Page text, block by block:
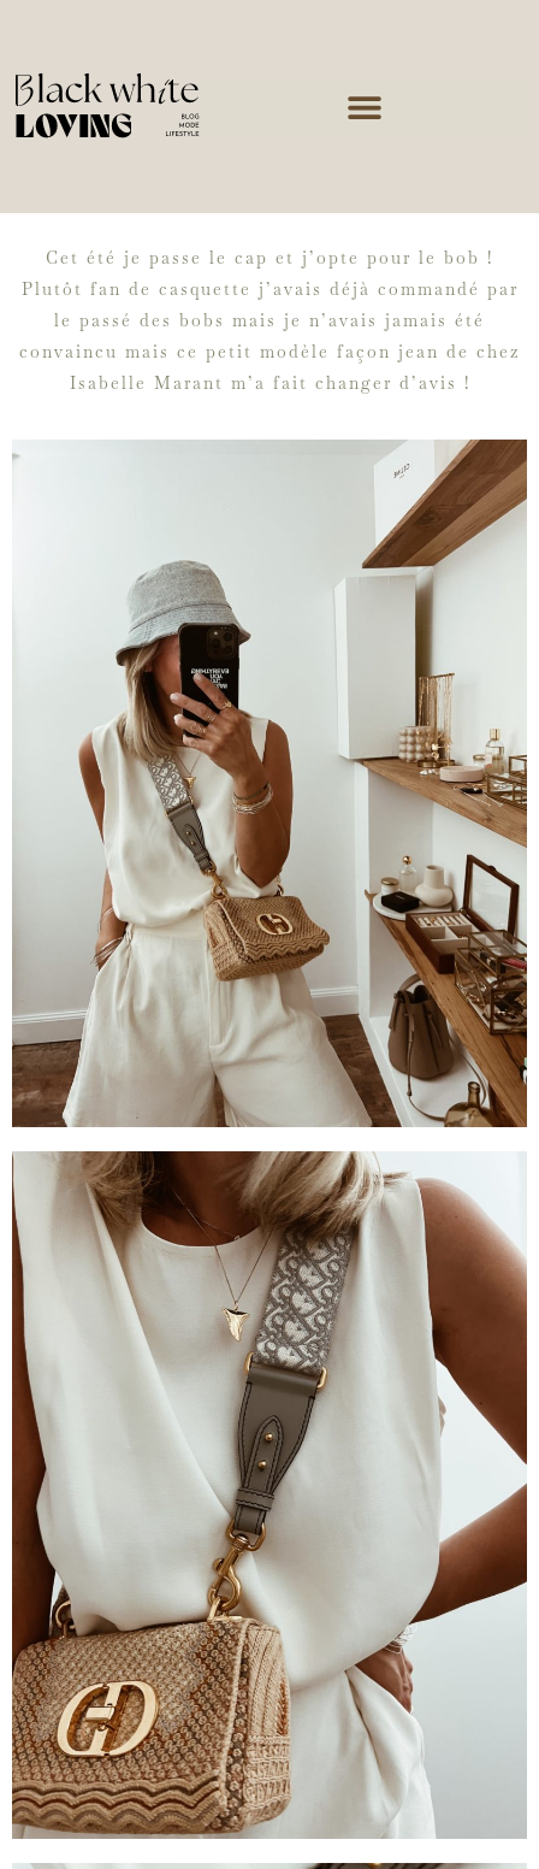
Cet été je passe le cap et j’opte pour le bob !
Plutôt fan de casquette j’avais déjà commandé par
le passé des bobs mais je n’avais jamais été
convaincu mais ce petit modèle façon jean de chez
Isabelle Marant m’a fait changer d’avis !